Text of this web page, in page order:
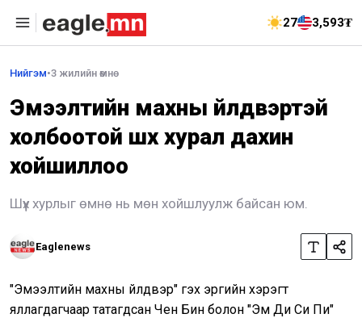
27 3,593₮
Нийгэм•3 жилийн өмнө
Эмээлтийн махны үйлдвэртэй
холбоотой шүүх хурал дахин
хойшиллоо
Шүүх хурлыг өмнө нь мөн хойшлуулж байсан юм.
Eaglenews
"Эмээлтийн махны үйлдвэр" гэх эрүүгийн хэрэгт
яллагдагчаар татагдсан Чен Бин болон "Эм Ди Си Пи"